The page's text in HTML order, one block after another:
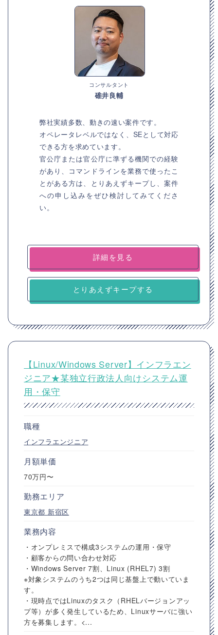
コンサルタント
碓井良輔
弊社実績多数、動きの速い案件です。
オペレータレベルではなく、SEとして対応
できる方を求めています。
官公庁または官公庁に準ずる機関での経験
があり、コマンドラインを業務で使ったこ
とがある方は、とりあえずキープし、案件
への申し込みをぜひ検討してみてくださ
い。
詳細を見る
とりあえずキープする
【Linux/Windows Server】インフラエン
ジニア★某独立行政法人向けシステム運
用・保守
職種
インフラエンジニア
月額単価
70万円〜
勤務エリア
東京都 新宿区
業務内容
・オンプレミスで構成3システムの運用・保守
・顧客からの問い合わせ対応
・Windows Server 7割、Linux (RHEL7) 3割
※対象システムのうち2つは同じ基盤上で動いていま
す。
・現時点ではLinuxのタスク（RHELバージョンアッ
プ等）が多く発生しているため、Linuxサーバに強い
方を募集します。<...